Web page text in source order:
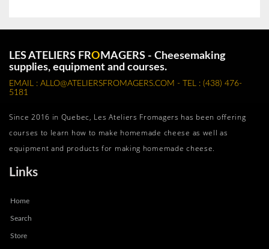
LES ATELIERS FRO MAGERS - Cheesemaking
supplies, equipment and courses.
EMAIL : ALLO@ATELIERSFROMAGERS.COM - TEL : (438) 476-
5181
Since 2016 in Quebec, Les Ateliers Fromagers has been offering
courses to learn how to make homemade cheese as well as
equipment and products for making homemade cheese.
Links
Home
Search
Store